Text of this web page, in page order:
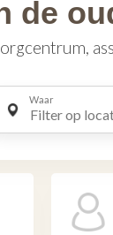
de
Waar
Filter op